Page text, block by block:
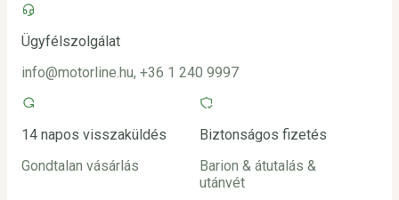
Ügyfélszolgálat
info@motorline.hu, +36 1 240 9997
14 napos visszaküldés
Gondtalan vásárlás
Biztonságos fizetés
Barion & átutalás &
utánvét